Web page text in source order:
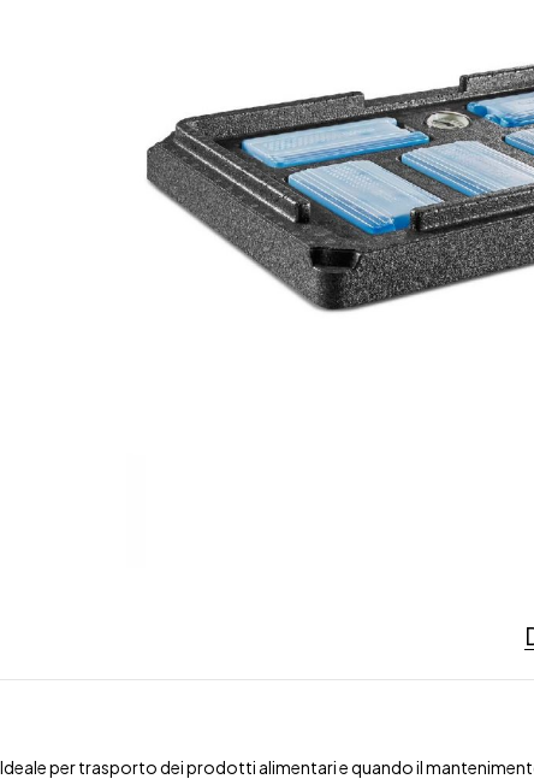
Ideale per trasporto dei prodotti alimentari e quando il